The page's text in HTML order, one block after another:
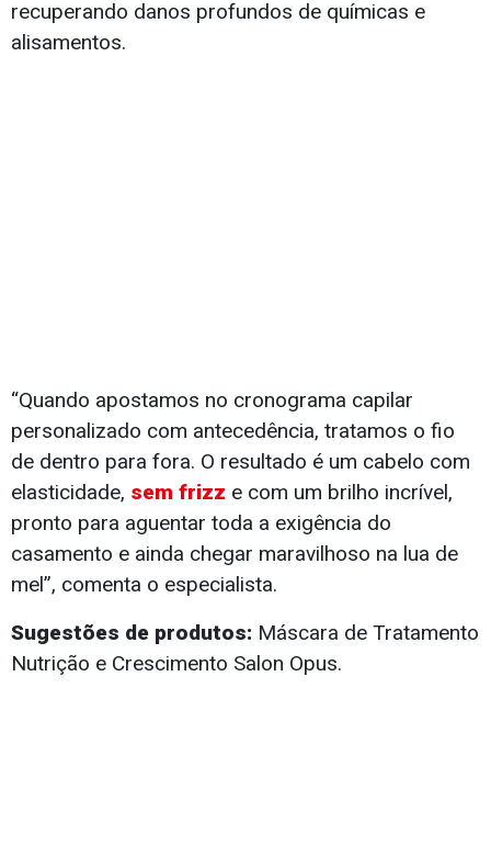
recuperando danos profundos de químicas e
alisamentos.
“Quando apostamos no cronograma capilar
personalizado com antecedência, tratamos o fio
de dentro para fora. O resultado é um cabelo com
elasticidade, sem frizz e com um brilho incrível,
pronto para aguentar toda a exigência do
casamento e ainda chegar maravilhoso na lua de
mel”, comenta o especialista.
Sugestões de produtos: Máscara de Tratamento
Nutrição e Crescimento Salon Opus.